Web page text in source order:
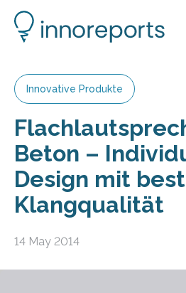
Innovative Produkte
Beton –
Design mit
Klangqualität
14 May 2014